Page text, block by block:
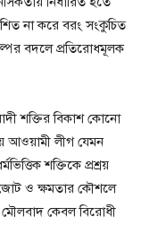
না করে বরং সংকুচিত
বদলে প্রতিরোধমূলক
শক্তির বিকাশ কোনো
আওয়ামী লীগ যেমন
শক্তিকে প্রশ্রয়
ও ক্ষমতার কৌশলে
মৌলবাদ কেবল বিরোধী